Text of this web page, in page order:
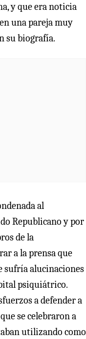
y que era noticia
una pareja muy
su biografía.
al
Republicano y por
de la
a la prensa que
sufría alucinaciones
psiquiátrico.
a defender a
se celebraron a
utilizando como